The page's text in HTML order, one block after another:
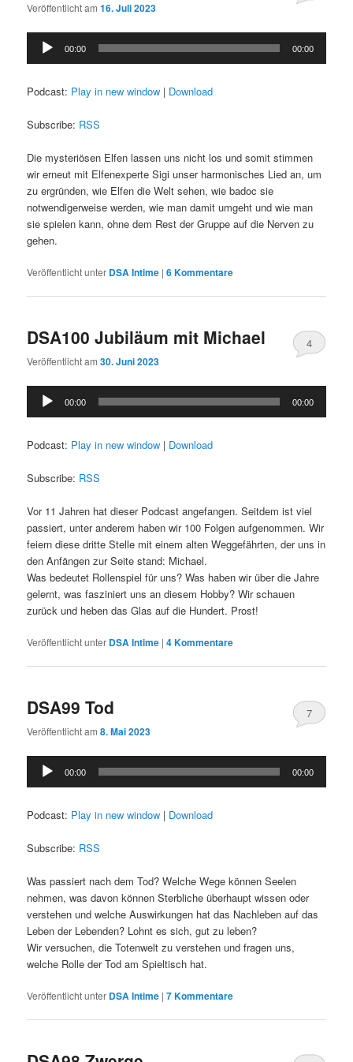
Veröffentlicht am16. Juli 2023
Audio-
Player
00:00 00:00
Podcast: Play in new window | Download
Subscribe: RSS
Die mysteriösen Elfen lassen uns nicht los und somit stimmen
wir erneut mit Elfenexperte Sigi unser harmonisches Lied an, um
zu ergründen, wie Elfen die Welt sehen, wie badoc sie
notwendigerweise werden, wie man damit umgeht und wie man
sie spielen kann, ohne dem Rest der Gruppe auf die Nerven zu
gehen.
Veröffentlicht unter DSA Intime |6Kommentare
DSA100 Jubiläum mit Michael
Veröffentlicht am30. Juni 2023
4
Audio-
Player
00:00 00:00
Podcast: Play in new window | Download
Subscribe: RSS
Vor 11 Jahren hat dieser Podcast angefangen. Seitdem ist viel
passiert, unter anderem haben wir 100 Folgen aufgenommen. Wir
feiern diese dritte Stelle mit einem alten Weggefährten, der uns in
den Anfängen zur Seite stand: Michael.
Was bedeutet Rollenspiel für uns? Was haben wir über die Jahre
gelernt, was fasziniert uns an diesem Hobby? Wir schauen
zurück und heben das Glas auf die Hundert. Prost!
Veröffentlicht unter DSA Intime |4Kommentare
DSA99 Tod
Veröffentlicht am8. Mai 2023
7
Audio-
Player
00:00 00:00
Podcast: Play in new window | Download
Subscribe: RSS
Was passiert nach dem Tod? Welche Wege können Seelen
nehmen, was davon können Sterbliche überhaupt wissen oder
verstehen und welche Auswirkungen hat das Nachleben auf das
Leben der Lebenden? Lohnt es sich, gut zu leben?
Wir versuchen, die Totenwelt zu verstehen und fragen uns,
welche Rolle der Tod am Spieltisch hat.
Veröffentlicht unter DSA Intime |7Kommentare